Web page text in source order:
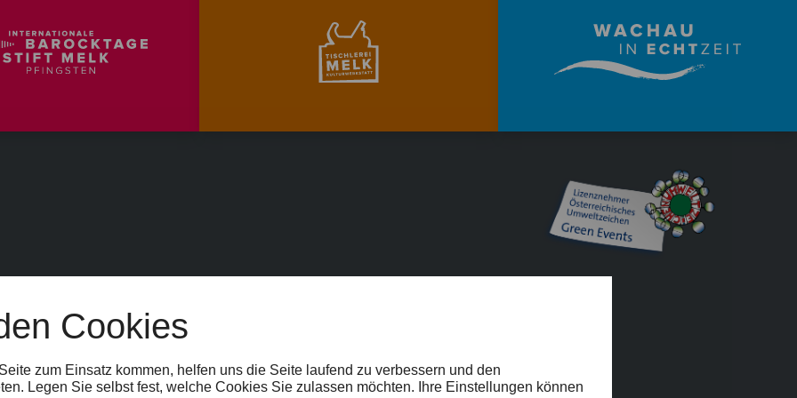
Cookies
zum Einsatz kommen, helfen uns die Seite laufend zu verbessern und den
Legen Sie selbst fest, welche Cookies Sie zulassen möchten. Ihre Einstellungen können
SPONSOR:INNENFAQJOBS
HINWEISGEBER:INNEN